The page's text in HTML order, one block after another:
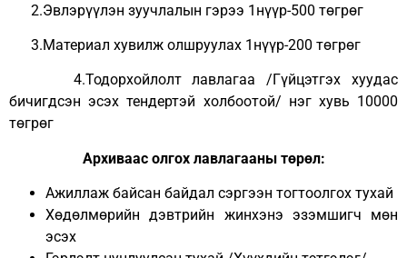
2.Эвлэрүүлэн зуучлалын гэрээ 1нүүр-500 төгрөг
3.Материал хувилж олшруулах 1нүүр-200 төгрөг
4.Тодорхойлолт лавлагаа /Гүйцэтгэх хуудас
бичигдсэн эсэх тендертэй холбоотой/ нэг хувь 10000
төгрөг
Архиваас олгох лавлагааны төрөл:
Ажиллаж байсан байдал сэргээн тогтоолгох тухай
Хөдөлмөрийн дэвтрийн жинхэнэ эзэмшигч мөн
эсэх